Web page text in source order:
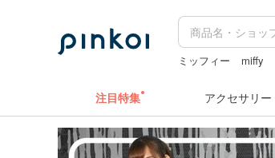
ミッフィー miffy
注目特集 アクセサリー